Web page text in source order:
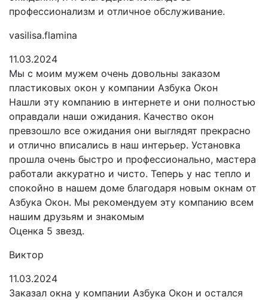
профессионализм и отличное обслуживание.
vasilisa.flamina
11.03.2024
Мы с моим мужем очень довольны заказом
пластиковых окон у компании Азбука Окон
Нашли эту компанию в интернете и они полностью
оправдали наши ожидания. Качество окон
превзошло все ожидания они выглядят прекрасно
и отлично вписались в наш интерьер. Установка
прошла очень быстро и профессионально, мастера
работали аккуратно и чисто. Теперь у нас тепло и
спокойно в нашем доме благодаря новым окнам от
Азбука Окон. Мы рекомендуем эту компанию всем
нашим друзьям и знакомым
Оценка 5 звезд.
Виктор
11.03.2024
Заказал окна у компании Азбука Окон и остался